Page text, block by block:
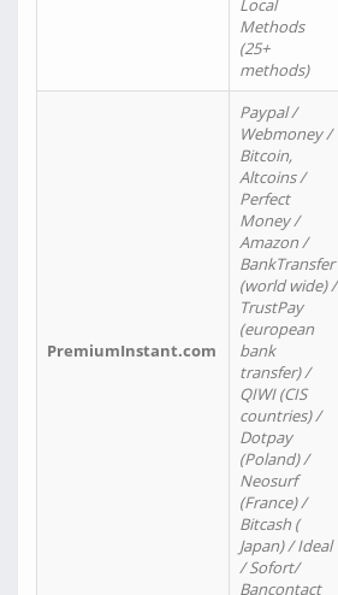
Local
Methods
(25+
methods)
PremiumInstant.com
Paypal /
Webmoney /
Bitcoin,
Altcoins /
Perfect
Money /
Amazon /
BankTransfer
(world wide) /
TrustPay
(european
bank
transfer) /
QIWI (CIS
countries) /
Dotpay
(Poland) /
Neosurf
(France) /
Bitcash (
Japan) / Ideal
/ Sofort/
Bancontact